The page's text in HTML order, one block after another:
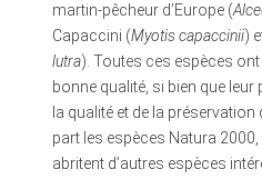
martin-pêcheur d’Europe (
Capaccini (Myotis capaccinii)
lutra). Toutes ces espèces ont
bonne qualité, si bien que
la qualité et de la
part les espèces Natura
abritent d’autres espèces